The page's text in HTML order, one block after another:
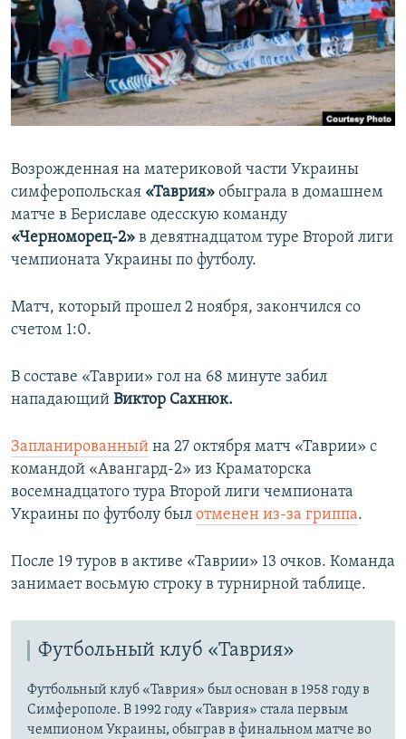
ПОБЕДИТЕЛЕЙ НЕ СУДЯТ?
КРЫМ.НЕПОКОРЕННЫЙ
ELIFBE
УКРАИНСКАЯ ПРОБЛЕМА КРЫМА
ПРИСОЕДИНЯЙТЕСЬ!
Возрожденная на материковой части Украины
симферопольская «Таврия» обыграла в домашнем
матче в Бериславе одесскую команду
«Черноморец-2» в девятнадцатом туре Второй лиги
чемпионата Украины по футболу.
Матч, который прошел 2 ноября, закончился со
счетом 1:0.
В составе «Таврии» гол на 68 минуте забил
нападающий Виктор Сахнюк.
Запланированный на 27 октября матч «Таврии» с
командой «Авангард-2» из Краматорска
восемнадцатого тура Второй лиги чемпионата
Украины по футболу был отменен из-за гриппа.
После 19 туров в активе «Таврии» 13 очков. Команда
занимает восьмую строку в турнирной таблице.
Футбольный клуб «Таврия»
Футбольный клуб «Таврия» был основан в 1958 году в
Симферополе. В 1992 году «Таврия» стала первым
чемпионом Украины, обыграв в финальном матче во